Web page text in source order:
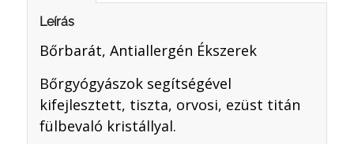
Leírás
Bőrbarát, Antiallergén Ékszerek
Bőrgyógyászok segítségével
kifejlesztett, tiszta, orvosi, ezüst titán
fülbevaló kristállyal.